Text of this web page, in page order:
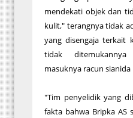
mendekati objek dan
kulit," terangnya tidak
yang disengaja terkait
tidak ditemukannya
masuknya racun
"Tim penyelidik yang
fakta bahwa Bripka AS